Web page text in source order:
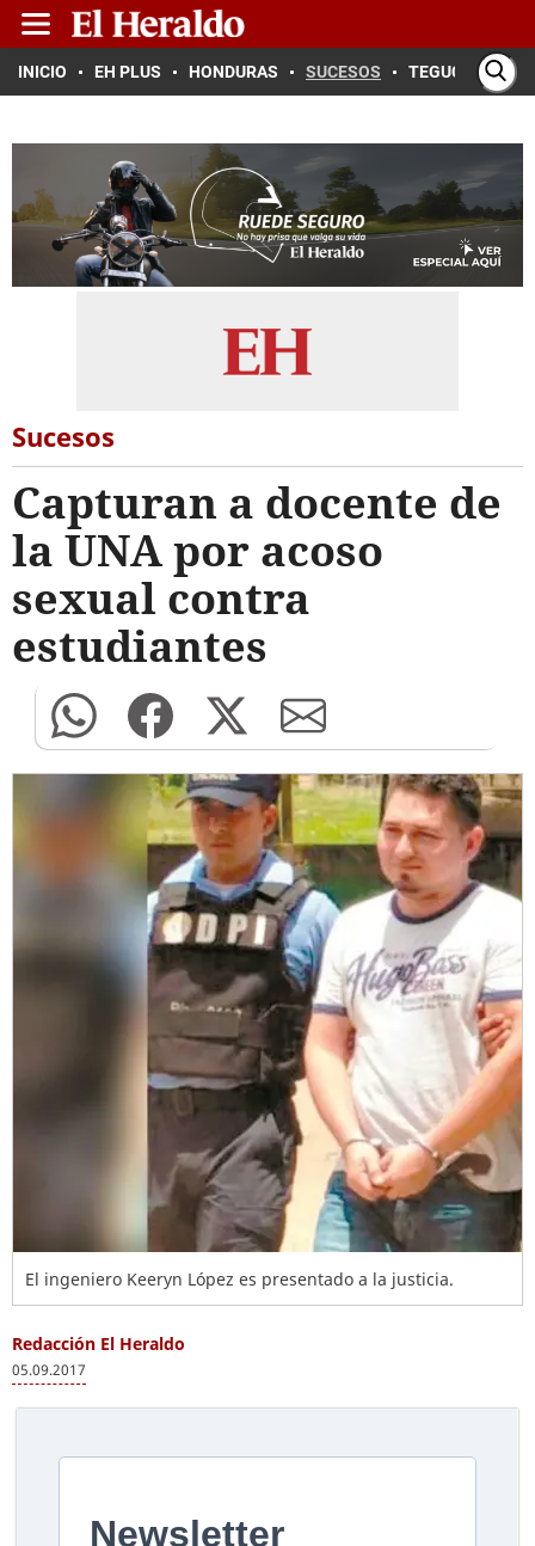
INICIO EH PLUS HONDURAS SUCESOS TEGUCIGALPA
Sucesos
Capturan a docente de
la UNA por acoso
sexual contra
estudiantes
El ingeniero Keeryn López es presentado a la justicia.
Redacción El Heraldo
05.09.2017